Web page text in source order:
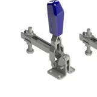
GRAMPOS SARGENTOS
GRAMPOS TENSORES
GRAMPOS TORPEDOS